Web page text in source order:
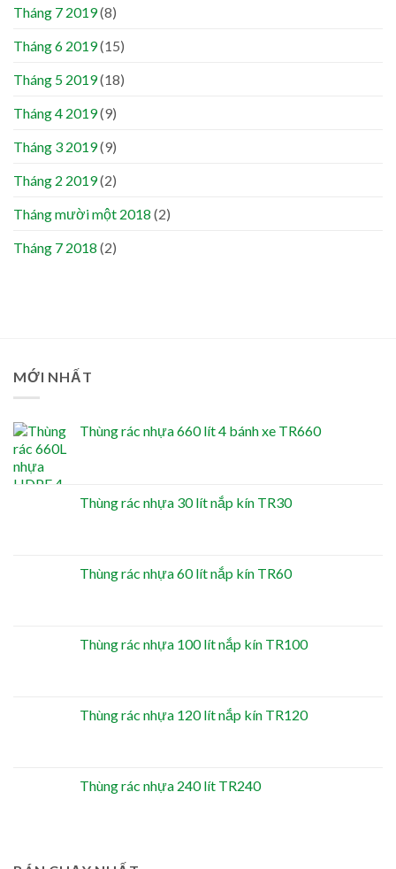
Tháng 7 2019(8)
Tháng 6 2019(15)
Tháng 5 2019(18)
Tháng 4 2019(9)
Tháng 3 2019(9)
Tháng 2 2019(2)
Tháng mười một 2018 (2)
Tháng 7 2018 (2)
MỚI NHẤT
Thùng rác nhựa 660 lít 4 bánh xe TR660
Thùng rác nhựa 30 lít nắp kín TR30
Thùng rác nhựa 60 lít nắp kín TR60
Thùng rác nhựa 100 lít nắp kín TR100
Thùng rác nhựa 120 lít nắp kín TR120
Thùng rác nhựa 240 lít TR240